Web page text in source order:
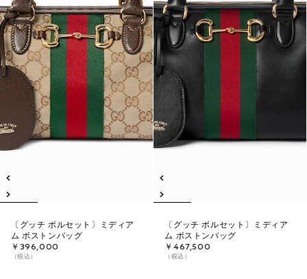
〔グッチ ボルセット〕ミディア
ム ボストンバッグ
￥396,000
（税込）
〔グッチ ボルセット〕ミディア
ム ボストンバッグ
￥467,500
（税込）